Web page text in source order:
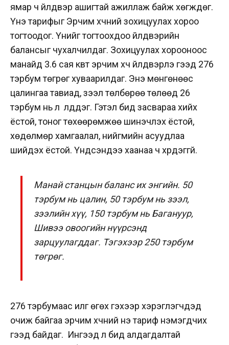
ямар ч үйлдвэр ашигтай ажиллаж байж хөгждөг.
Үнэ тарифыг Эрчим хүчний зохицуулах хороо
тогтоодог. Үнийг тогтоохдоо үйлдвэрийн
балансыг чухалчилдаг. Зохицуулах хорооноос
манайд 3.6 сая квт эрчим хүч үйлдвэрлэ гээд 276
тэрбум төгрөг хуваарилдаг. Энэ мөнгөнөөс
цалингаа тавиад, зээл төлбөрөө төлөөд 26
тэрбум нь л үлддэг. Гэтэл бид засвараа хийх
ёстой, тоног төхөөрөмжөө шинэчлэх ёстой,
хөдөлмөр хамгаалал, нийгмийн асуудлаа
шийдэх ёстой. Үндсэндээ хаанаа ч хүрдэггүй.
Манай станцын баланс их энгийн. 50
тэрбум нь цалин, 50 тэрбум нь зээл,
зээлийн хүү, 150 тэрбум нь Багануур,
Шивээ овоогийн нүүрсэнд
зарцуулагддаг. Тэгэхээр 250 тэрбум
төгрөг.
276 тэрбумаас илүүг өгөх гэхээр хэрэглэгчдэд
очиж байгаа эрчим хүчний үнэ тариф нэмэгдчих
гээд байдаг. Ингээд л бид алдагдалтай